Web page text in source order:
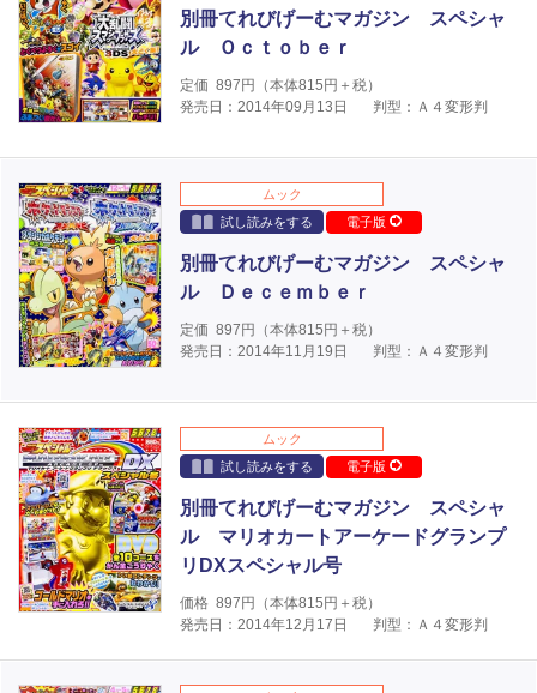
別冊てれびげーむマガジン スペシャ
ル Ｏｃｔｏｂｅｒ
定価 897円（本体815円＋税）
発売日：2014年09月13日
判型：Ａ４変形判
ムック
試し読みをする
電子版
別冊てれびげーむマガジン スペシャ
ル Ｄｅｃｅｍｂｅｒ
定価 897円（本体815円＋税）
発売日：2014年11月19日
判型：Ａ４変形判
ムック
試し読みをする
電子版
別冊てれびげーむマガジン スペシャ
ル マリオカートアーケードグランプ
リDXスペシャル号
価格 897円（本体815円＋税）
発売日：2014年12月17日
判型：Ａ４変形判